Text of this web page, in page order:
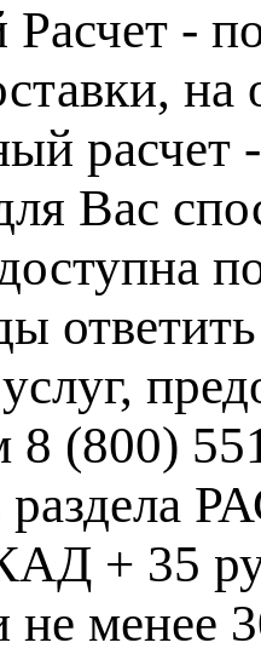
-
на
Вас
8 (800)
раздела
+ 35
не менее